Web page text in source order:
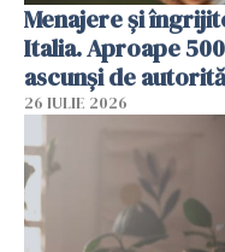
Menajere și
Italia. Aproape
ascunși de
26 IULIE 2026